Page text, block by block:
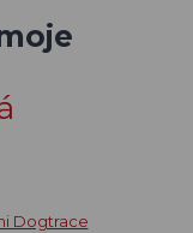
Dogtrace